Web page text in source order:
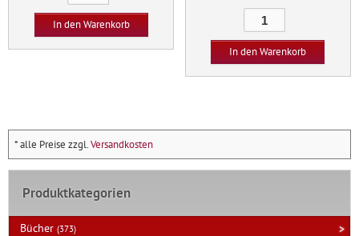
12,80 € 6,60 €.
Atsistamokon
I
Menge
In den Warenkorb
Spielen
des
Kindes.
Menge
In den Warenkorb
* alle Preise zzgl.Versandkosten
Produktkategorien
Bücher (373)